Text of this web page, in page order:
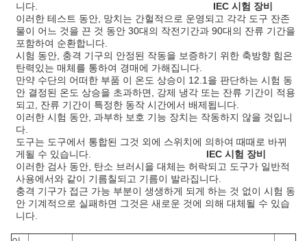
니다. IEC 시험 장비
이러한 테스트 동안, 망치는 간헐적으로 운영되고 각각 도구 잔존
물이 어느 것을 끈 것 동안 30대의 작전기간과 90대의 잔류 기간을
포함하여 순환합니다.
시험 동안, 충격 기구의 안정된 작동을 보증하기 위한 축방향 힘은
탄력있는 매체를 통하여 경매에 가해집니다.
만약 수단의 어떠한 부품 이 온도 상승이 12.1을 판단하는 시험 동
안 결정된 온도 상승을 초과하면, 강제 냉각 또는 잔류 기간이 적용
되고, 잔류 기간이 특정한 동작 시간에서 배제됩니다.
이러한 시험 동안, 과부하 보호 기능 장치는 작동하지 않을 것입니
다.
도구는 도구에서 통합된 그것 외에 스위치에 의하여 때때로 바뀌
게될 수 있습니다. IEC 시험 장비
이러한 검사 동안, 탄소 브러시을 대체는 허락되고 도구가 일반적
사용에서와 같이 기름칠되고 기름이 발라집니다.
충격 기구가 접근 가능 부분이 생생하게 되게 하는 것 없이 시험 동
안 기계적으로 실패하면 그것은 새로운 것에 의해 대체될 수 있습
니다.